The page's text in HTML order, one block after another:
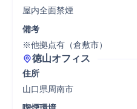
屋内全面禁煙
備考
※他拠点有（倉敷市）
徳山オフィス
住所
山口県周南市